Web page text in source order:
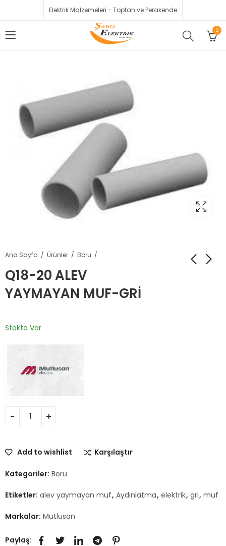
Elektrik Malzemeleri - Toptan ve Perakende
0
Ana Sayfa Ürünler Boru
Q18-20 ALEV
YAYMAYAN MUF-GRİ
Stokta Var
Add to wishlist Karşılaştır
Kategoriler: Boru
Etiketler: alev yaymayan muf, Aydınlatma, elektrik, gri, muf
Markalar: Mutlusan
Paylaş: